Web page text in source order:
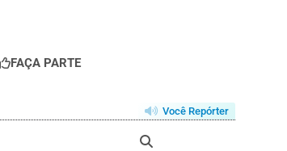
FAÇA PARTE
Você Repórter